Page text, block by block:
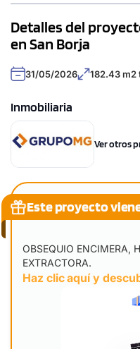
Detalles del
en San Borja
31/05/2026 182.43 m2
Inmobiliaria
Ver otros
OBSEQUIO ENCIMERA,
EXTRACTORA.
Haz clic aquí y
Este proyecto